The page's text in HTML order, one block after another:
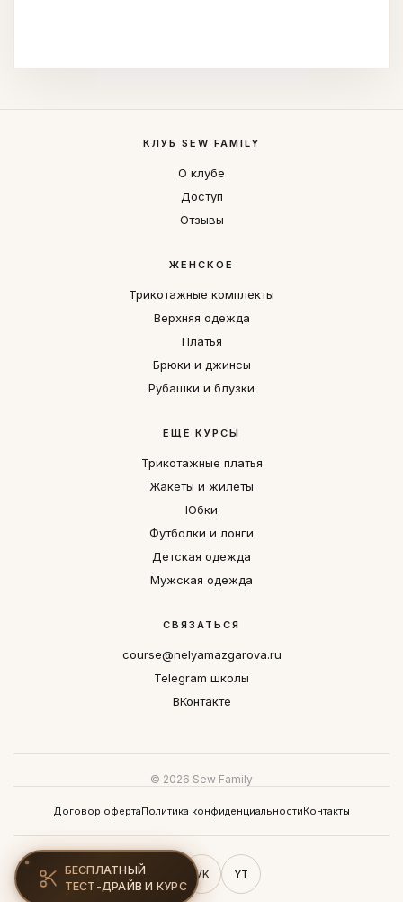
КЛУБ SEW FAMILY
О клубе
Доступ
Отзывы
ЖЕНСКОЕ
Трикотажные комплекты
Верхняя одежда
Платья
Брюки и джинсы
Рубашки и блузки
ЕЩЁ КУРСЫ
Трикотажные платья
Жакеты и жилеты
Юбки
Футболки и лонги
Детская одежда
Мужская одежда
СВЯЗАТЬСЯ
course@nelyamazgarova.ru
Telegram школы
ВКонтакте
© 2026 Sew Family
Договор офертаПолитика конфиденциальностиКонтакты
VK YT
БЕСПЛАТНЫЙ
ТЕСТ-ДРАЙВ И КУРС